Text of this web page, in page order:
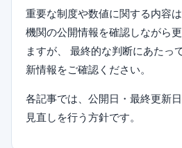
重要な制度や数値に関する内容
機関の公開情報を確認しながら
ますが、 最終的な判断にあたっ
新情報をご確認ください。
各記事では、公開日・最終更新
見直しを行う方針です。